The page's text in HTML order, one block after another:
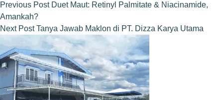
Previous Post Duet Maut: Retinyl Palmitate & Niacinamide,
Amankah?
Next Post Tanya Jawab Maklon di PT. Dizza Karya Utama